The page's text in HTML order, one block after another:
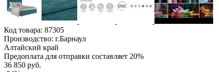
Код товара: 87305
Производство: г.Барнаул
Алтайский край
Предоплата для отправки составляет 20%
36 850 руб.